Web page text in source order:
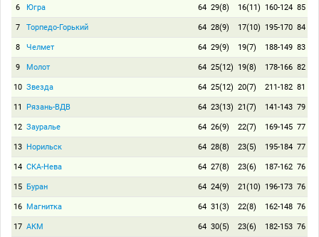
6 Югра 64 29(8) 16(11) 160-124 85
7 Торпедо-Горький 64 28(9) 17(10) 195-170 84
8 Челмет 64 29(9) 19(7) 188-149 83
9 Молот 64 25(12) 19(8) 178-166 82
10 Звезда 64 25(12) 20(7) 211-182 81
11 Рязань-ВДВ 64 23(13) 21(7) 141-143 79
12 Зауралье 64 26(9) 22(7) 169-145 77
13 Норильск 64 28(8) 23(5) 195-184 77
14 СКА-Нева 64 27(8) 23(6) 187-162 76
15 Буран 64 24(9) 21(10) 196-173 76
16 Магнитка 64 31(3) 22(8) 162-148 76
17 АКМ 64 30(5) 23(6) 182-153 76